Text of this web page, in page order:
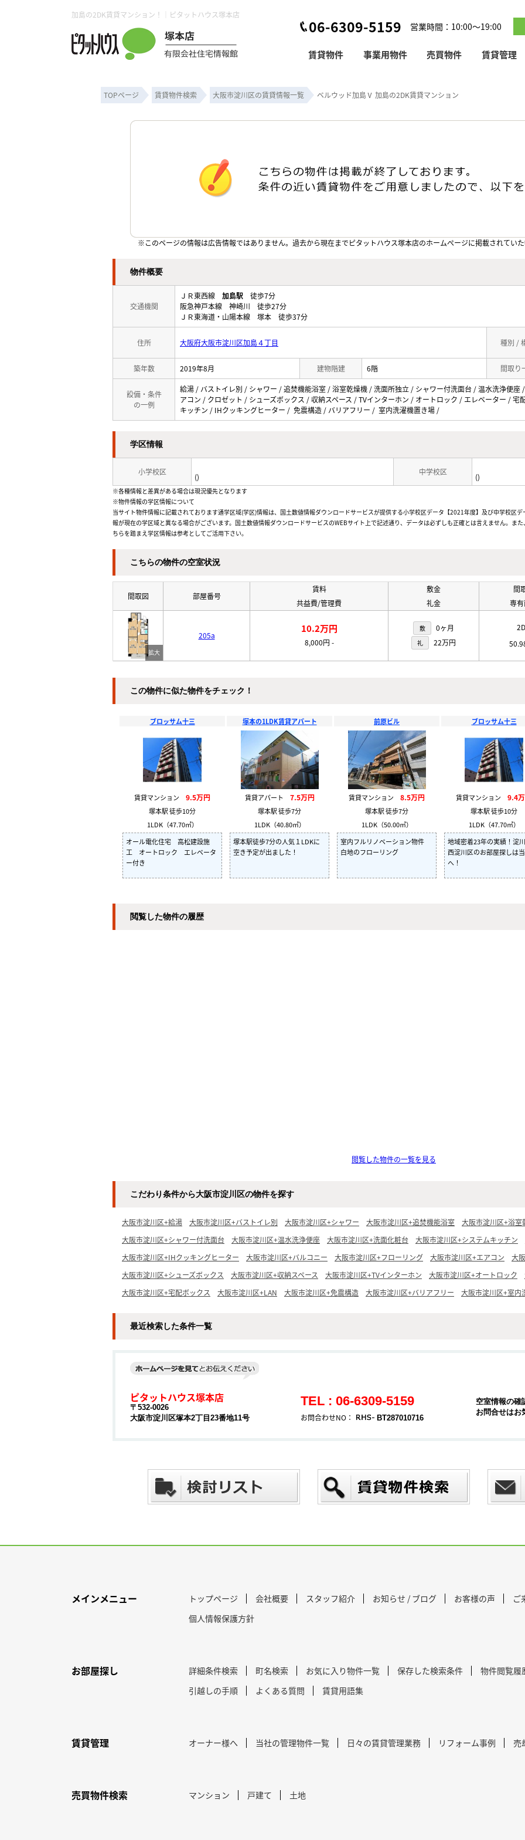
加島の2DK賃貸マンション！｜ピタットハウス塚本店
06-6309-5159 営業時間：10:00～19:00
賃貸物件 事業用物件 売買物件 賃貸管理
TOPページ 賃貸物件検索 大阪市淀川区の賃貸情報一覧 ベルウッド加島Ⅴ 加島の2DK賃貸マンション
※このページの情報は広告情報ではありません。過去から現在までピタットハウス塚本店のホームぺージに掲載されていた
物件概要
交通機関
ＪＲ東西線 加島駅 徒歩7分
阪急神戸本線 神崎川 徒歩27分
ＪＲ東海道・山陽本線 塚本 徒歩37分
住所 大阪府大阪市淀川区加島４丁目 種別 /
築年数 2019年8月 建物階建 6階 間取り
設備・条件
の一例
給湯 / バストイレ別 / シャワー / 追焚機能浴室 / 浴室乾燥機 / 洗面所独立 / シャワー付洗面台 / 温水洗浄便
アコン / クロゼット / シューズボックス / 収納スペース / TVインターホン / オートロック / エレベーター /
キッチン / IHクッキングヒーター / 免震構造 / バリアフリー / 室内洗濯機置き場 /
学区情報
小学校区
()
中学校区
()
※各種情報と差異がある場合は現況優先となります
※物件情報の学区情報について
当サイト物件情報に記載されております通学区域(学区)情報は、国土数値情報ダウンロードサービスが提供する小学校区データ【2021年度】及び中学校区
報が現在の学区域と異なる場合がございます。国土数値情報ダウンロードサービスのWEBサイト上で記述通り、データは必ずしも正確とは言えません。ま
ちらを踏まえ学区情報は参考としてご活用下さい。
こちらの物件の空室状況
間取図 部屋番号
賃料
共益費/管理費
敷金
礼金
間
専
205a
10.2万円
8,000円 -
敷 0ヶ月
礼 22万円
この物件に似た物件をチェック！
ブロッサム十三
賃貸マンション 9.5万円
塚本駅 徒歩10分
1LDK（47.70㎡）
オール電化住宅 高松建設施
工 オートロック エレベータ
ー付き
塚本の1LDK賃貸アパート
賃貸アパート 7.5万円
塚本駅 徒歩7分
1LDK（40.80㎡）
塚本駅徒歩7分の人気１LDKに
空き予定が出ました！
前原ビル
賃貸マンション 8.5万円
塚本駅 徒歩7分
1LDK（50.00㎡）
室内フルリノベーション物件
白地のフローリング
ブロッサム十三
賃貸マンション 9.4
塚本駅 徒歩10分
1LDK（47.70㎡）
地域密着23年の実績！淀
西淀川区のお部屋探しは
へ！
閲覧した物件の履歴
閲覧した物件の一覧を見る
こだわり条件から大阪市淀川区の物件を探す
大阪市淀川区+給湯 大阪市淀川区+バストイレ別 大阪市淀川区+シャワー 大阪市淀川区+追焚機能浴室 大阪市淀川区+浴室
大阪市淀川区+シャワー付洗面台
大阪市淀川区+温水洗浄便座 大阪市淀川区+洗面化粧台 大阪市淀川区+システムキッチン
大阪市淀川区+IHクッキングヒーター
大阪市淀川区+バルコニー 大阪市淀川区+フローリング 大阪市淀川区+エアコン
大
大阪市淀川区+シューズボックス
大阪市淀川区+収納スペース 大阪市淀川区+TVインターホン 大阪市淀川区+オートロック
大阪市淀川区+宅配ボックス
大阪市淀川区+LAN 大阪市淀川区+免震構造 大阪市淀川区+バリアフリー 大阪市淀川区+室内
最近検索した条件一覧
ピタットハウス塚本店
〒532-0026
大阪市淀川区塚本2丁目23番地11号
TEL : 06-6309-5159
お問合わせNO： BT287010716
空室情報の確
お問合せはお
メインメニュー トップページ 会社概要 スタッフ紹介 お知らせ / ブログ お客様の声 ご
個人情報保護方針
お部屋探し 詳細条件検索 町名検索 お気に入り物件一覧 保存した検索条件 物件閲覧履
引越しの手順
よくある質問 賃貸用語集
賃貸管理 オーナー様へ 当社の管理物件一覧 日々の賃貸管理業務 リフォーム事例 売
売買物件検索 マンション 戸建て 土地